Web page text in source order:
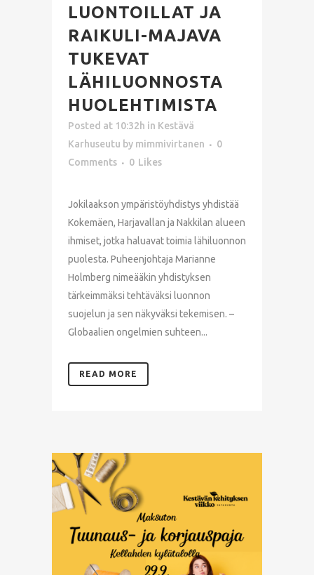
LUONTOILLAT JA
RAIKULI-MAJAVA
TUKEVAT
LÄHILUONNOSTA
HUOLEHTIMISTA
Posted at 10:32h in Kestävä
Karhuseutu by mimmivirtanen
0
Comments
0 Likes
Jokilaakson ympäristöyhdistys yhdistää
Kokemäen, Harjavallan ja Nakkilan alueen
ihmiset, jotka haluavat toimia lähiluonnon
puolesta. Puheenjohtaja Marianne
Holmberg nimeääkin yhdistyksen
tärkeimmäksi tehtäväksi luonnon
suojelun ja sen näkyväksi tekemisen. –
Globaalien ongelmien suhteen...
READ MORE